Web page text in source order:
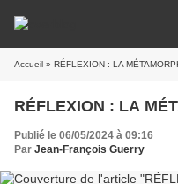
Accueil » RÉFLEXION : LA
RÉFLEXION : LA
Publié le 06/05/2024 à 09:16
Par Jean-François Guerry